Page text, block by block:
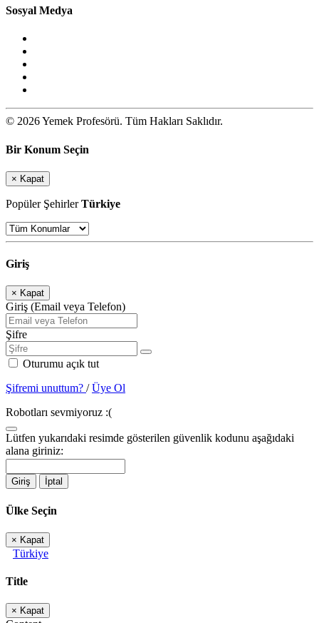
Sosyal Medya
© 2026 Yemek Profesörü. Tüm Hakları Saklıdır.
Bir Konum Seçin
× Kapat
Popüler ŞehirlerTürkiye
Giriş
× Kapat
Giriş (Email veya Telefon)
Şifre
Oturumu açık tut
Şifremi unuttum? /Üye Ol
Robotları sevmiyoruz :(
Lütfen yukarıdaki resimde gösterilen güvenlik kodunu aşağıdaki
alana giriniz:
Giriş İptal
Ülke Seçin
× Kapat
Türkiye
Title
× Kapat